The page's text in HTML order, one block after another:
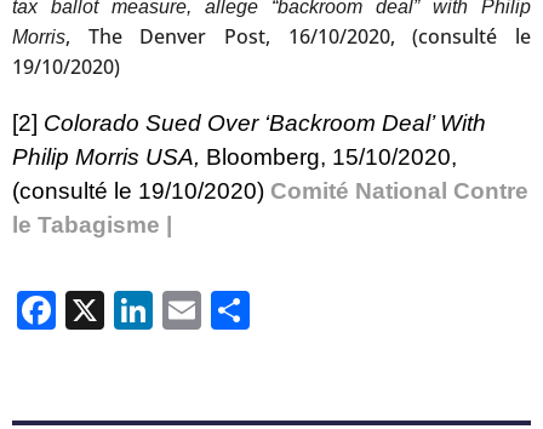
tax ballot measure, allege “backroom deal” with Philip
Morris, The Denver Post, 16/10/2020, (consulté le
19/10/2020)
[2] Colorado Sued Over ‘Backroom Deal’ With
Philip Morris USA, Bloomberg, 15/10/2020,
(consulté le 19/10/2020) Comité National Contre
le Tabagisme |
Facebook
X LinkedIn
Email